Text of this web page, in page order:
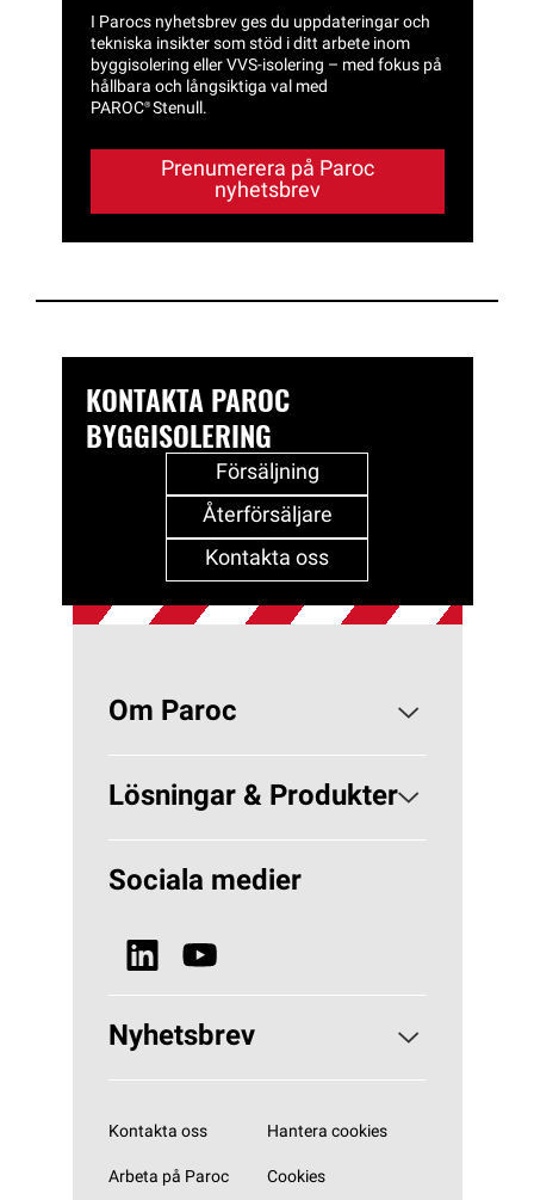
I Parocs nyhetsbrev ges du uppdateringar och
tekniska insikter som stöd i ditt arbete inom
byggisolering eller VVS‑isolering – med fokus på
hållbara och långsiktiga val med
PAROC®Stenull.
Prenumerera på Paroc
nyhetsbrev
KONTAKTA PAROC
BYGGISOLERING
Försäljning
Återförsäljare
Kontakta oss
Om Paroc
Om PAROC
Varför Stenull?
Hållbarhet
Nyheter & Media
Lösningar & Produkter
Lösningar Byggisolering
Sociala medier
Nyhetsbrev
Kontakta oss
Arbeta på Paroc
Hantera cookies
Cookies